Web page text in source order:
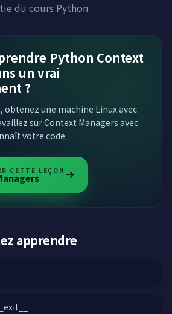
du cours Python
Python Context
un vrai
?
obtenez une machine Linux avec
sur Context Managers avec
votre code.
CETTE LEÇON
apprendre